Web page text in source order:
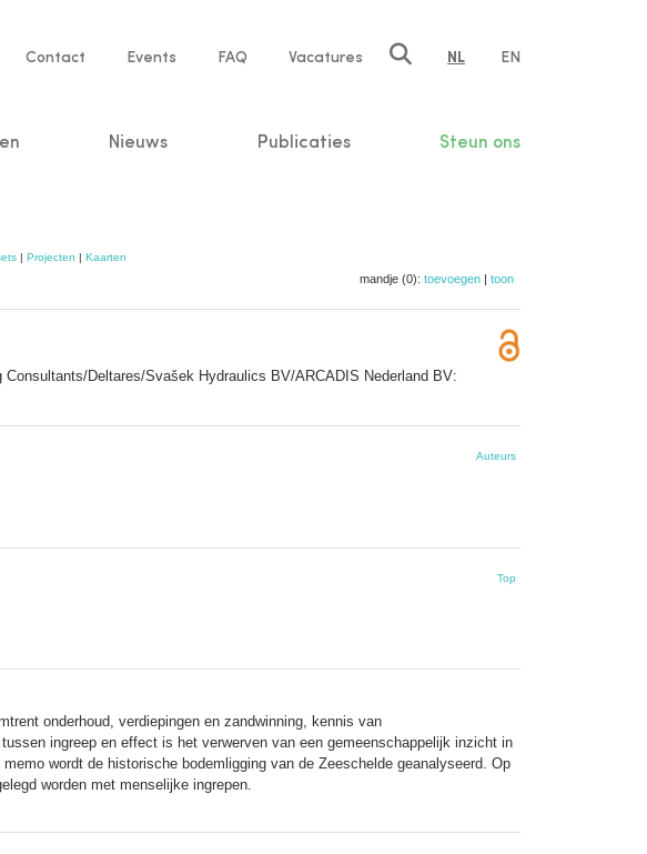
Service
Contact Events FAQ Vacatures NL EN
Nieuws Publicaties Steun ons
| Projecten | Kaarten
mandje (0): toevoegen | toon
Deltares/Svašek Hydraulics BV/ARCADIS Nederland BV:
Auteurs
Top
onderhoud, verdiepingen en zandwinning, kennis van
ingreep en effect is het verwerven van een gemeenschappelijk inzicht in
wordt de historische bodemligging van de Zeeschelde geanalyseerd. Op
worden met menselijke ingrepen.